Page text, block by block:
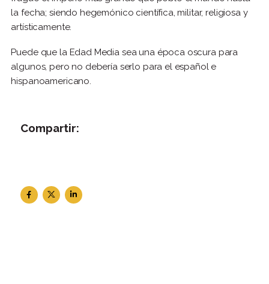
la fecha; siendo hegemónico científica, militar, religiosa y
artísticamente.
Puede que la Edad Media sea una época oscura para
algunos, pero no debería serlo para el español e
hispanoamericano.
Compartir: